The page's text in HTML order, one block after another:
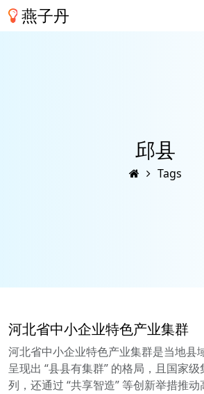
燕子丹
邱县
Tags
河北省中小企业特色产业集群
河北省中小企业特色产业集群是当地县
呈现出 “县县有集群” 的格局，且国家
列，还通过 “共享智造” 等创新举措推动